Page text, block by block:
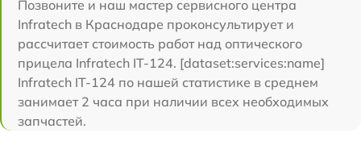
Позвоните и наш мастер сервисного центра
Infratech в Краснодаре проконсультирует и
рассчитает стоимость работ над оптического
прицела Infratech IT-124. [dataset:services:name]
Infratech IT-124 по нашей статистике в среднем
занимает 2 часа при наличии всех необходимых
запчастей.